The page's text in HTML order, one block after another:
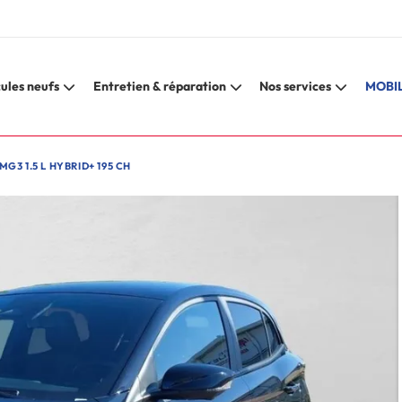
neufs Entretien & réparation Nos services
1.5 L HYBRID+ 195 CH